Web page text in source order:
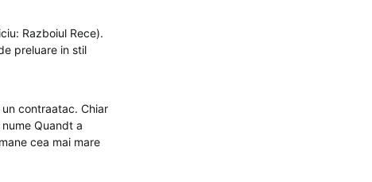
Razboiul Rece).
preluare in stil
contraatac. Chiar
Quandt a
cea mai mare